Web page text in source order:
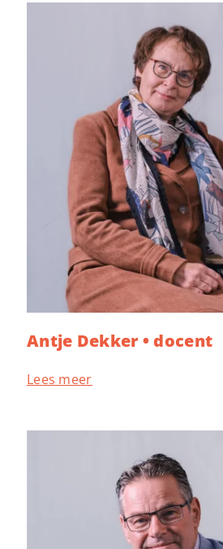
Antje Dekker • docent
Lees meer